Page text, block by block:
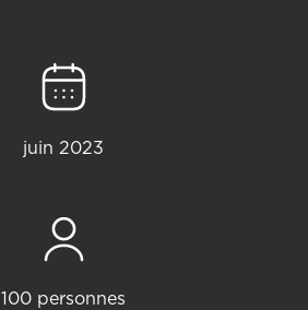
juin 2023
100 personnes